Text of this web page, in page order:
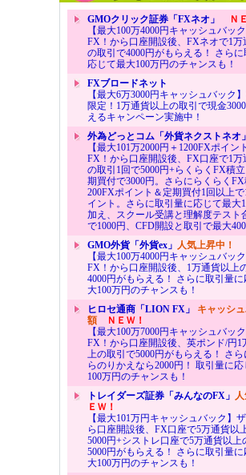
GMOクリック証券「FXネオ」
Ｎ
【最大100万4000円キャッシュバッ
FX！から口座開設後、FXネオで1万
の取引で4000円がもらえる！ さらに
応じて最大100万円のチャンスも！
FXブロードネット
【最大6万3000円キャッシュバック
限定！1万通貨以上の取引で現金
えるキャンペーン実施中！
外為どっとコム「外貨ネクストネオ」
【最大101万2000円＋1200FXポイン
FX！から口座開設後、FX口座で1万
の取引1回で5000円+らくらくFX積
期買付で3000円。さらにらくらく
200FXポイント＆定期買付1回以上で
イント。さらに取引量に応じて最大
加え、スクール受講と理解度テスト
で1000円、CFD開設と取引で最大
GMO外貨「外貨ex」 人気上昇中！
【最大100万4000円キャッシュバッ
FX！から口座開設後、1万通貨以上
4000円がもらえる！ さらに取引量
大100万円のチャンスも！
ヒロセ通商「LION FX」 キャッシ
額ＮＥＷ！
【最大100万7000円キャッシュバッ
FX！から口座開設後、英ポンド/円1
上の取引で5000円がもらえる！ さ
らのりかえなら2000円！ 取引量に
100万円のチャンスも！
トレイダーズ証券「みんなのFX」 人
ＥＷ！
【最大101万円キャッシュバック】
ら口座開設後、FX口座で5万通貨以
5000円+シストレ口座で5万通貨以上
5000円がもらえる！ さらに取引量
大100万円のチャンスも！